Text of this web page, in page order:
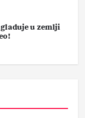
u zemlji